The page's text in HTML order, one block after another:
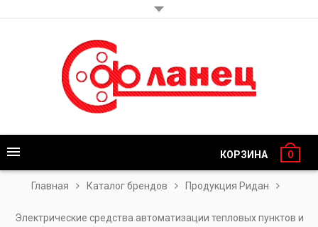
КОРЗИНА 0
Главная Каталог брендов Продукция Ридан
Электрические средства автоматизации тепловых пунктов и